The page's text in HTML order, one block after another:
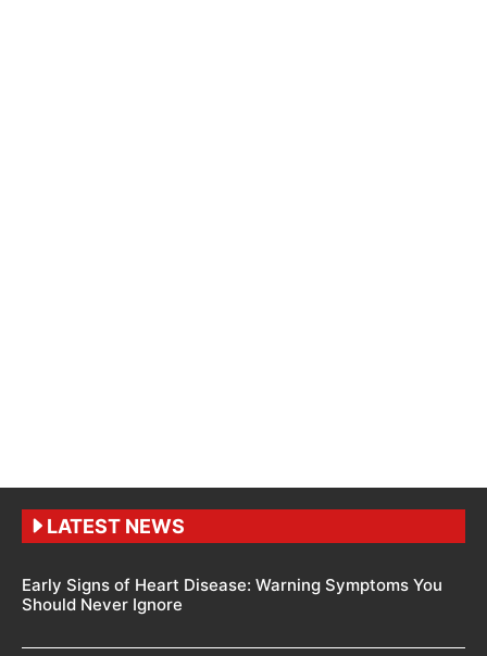
LATEST NEWS
Early Signs of Heart Disease: Warning Symptoms You
Should Never Ignore